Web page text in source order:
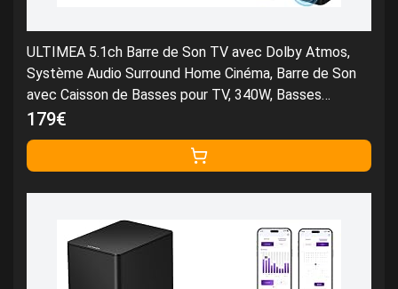
ULTIMEA 5.1ch Barre de Son TV avec Dolby Atmos,
Système Audio Surround Home Cinéma, Barre de Son
avec Caisson de Basses pour TV, 340W, Basses
Réglables, App, Bluetooth 5.4, Poseidon M60 Boom
179€